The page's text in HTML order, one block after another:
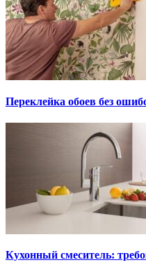
Переклейка обоев без
Кухонный смеситель: